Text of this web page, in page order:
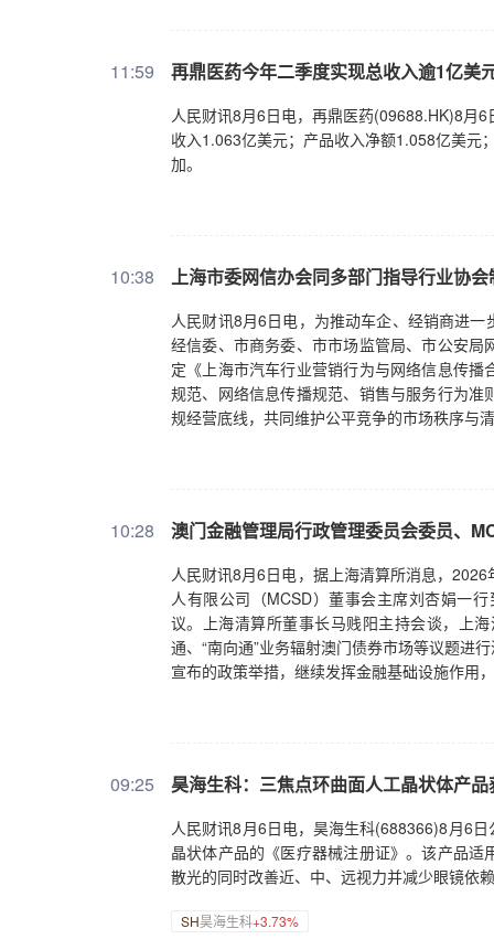
需要这种博弈思维。关于研究框架的动态调
沫形成后，如何避免刺破它就成了更重要的目
滋生新泡沫证券时报记者：您此前曾在《刚
等。从当前情况来看，这几个领域有了哪些新
民炒房的群体行为高度相似。这在行为经济
涨，但速度过快、幅度过大，往往意味着之
期的投机泡沫过程。这些历史，可以给当下
史事件是一样的。正如马克·吐温所说，历史
是完全相同的，但我们可以从更深层次的行
看懂泡沫、萧条从来不只是利率、监管问题
术进步和美国社会自身变化的背景之中。美
但财富和机会分配严重不均。当年美国胡佛
乐观。即使股市下跌50%、超过一半金融机构
也有所转换，信心和预期是第一位的。内需激
开局之年，扩大内需、提振消费是稳增长、
策，持续释放居民消费潜力，稳步提升大众
了中国制造业在全球产业链上的地位在不断
步加大，仅靠外贸还不足以支撑经济的长期
完善养老、多层次医疗保障体系，适度拓宽
度展示产业升级、新质生产力培育带来的发
报记者：当前，国内制造业依托完备产业链
来看，其中蕴藏哪些机遇和挑战？朱宁：过
展，对于下一阶段我国在全球的竞争力以及
下全球地缘冲突持续加剧，不少国家针对外
11:59 再鼎医药今年二季度实现总收入逾1亿美
人民财讯8月6日电，再鼎医药(09688.HK)8月
收入1.063亿美元；产品收入净额1.058亿美元
加。
10:38 上海市委网信办会同多部门指导行业协
人民财讯8月6日电，为推动车企、经销商进
经信委、市商务委、市市场监管局、市公安
定《上海市汽车行业营销行为与网络信息传
规范、网络信息传播规范、销售与服务行为
规经营底线，共同维护公平竞争的市场秩序与
10:28 澳门金融管理局行政管理委员会委员、
人民财讯8月6日电，据上海清算所消息，
人有限公司（MCSD）董事会主席刘杏娟一
议。上海清算所董事长马贱阳主持会谈，上
通、“南向通”业务辐射澳门债券市场等议题进
宣布的政策举措，继续发挥金融基础设施作用
09:25 昊海生科：三焦点环曲面人工晶状体产
人民财讯8月6日电，昊海生科(688366)8月6
晶状体产品的《医疗器械注册证》。该产品
散光的同时改善近、中、远视力并减少眼镜依
SH昊海生科+3.73%